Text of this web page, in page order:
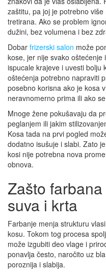
zaštitu, pa joj je potrebno
tretirana. Ako se problem
dužini, bez volumena i bez
Dobar frizerski salon može
kose, jer nije svako
ispucale krajeve i uvesti bolju
oštećenja potrebno napraviti
posebno korisna ako je kosa
neravnomerno prima ili ako
Mnoge žene pokušavaju da
peglanjem ili jakim
Kosa tada na prvi pogled
dodatno isušuje i slabi. Zato
kosi nije potrebna nova
obnova.
Zašto
suva i krta
Farbanje menja strukturu
kosu. Tokom tog procesa
može izgubiti deo vlage i
ponavlja često, naročito uz
poroznija i slabija.